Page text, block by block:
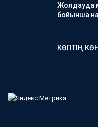
Жолдауда
бойынша
КӨПТІҢ